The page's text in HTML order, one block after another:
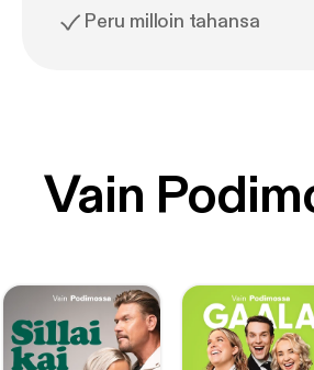
Peru milloin tahansa
Vain